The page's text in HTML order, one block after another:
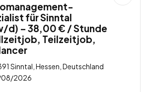
für Sinntal
d) – 38,00 € / Stunde
Teilzeitjob,
Sinntal, Hessen, Deutschland
2026